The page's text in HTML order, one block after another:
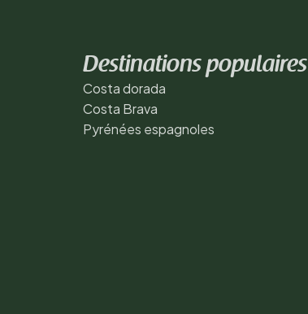
Destinations populaires
Costa dorada
Costa Brava
Pyrénées espagnoles